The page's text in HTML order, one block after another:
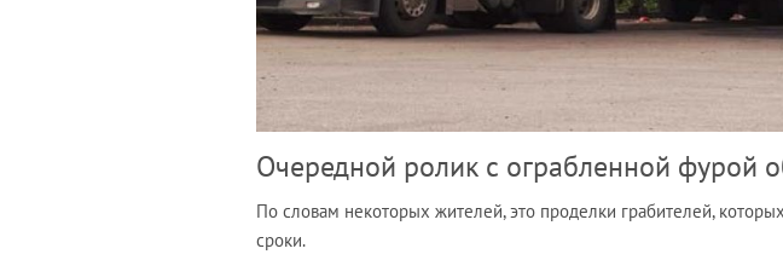
Очередной ролик с ограбленной фурой
По словам некоторых жителей, это проделки грабителей,
сроки.